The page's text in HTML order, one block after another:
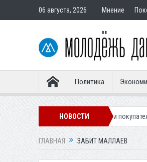
06 августа, 2026 Мнение
Политика
НОВОСТИ
подставным покупателям Экс-
ГЛАВНАЯ ЗАБИТ МАЛЛАЕВ